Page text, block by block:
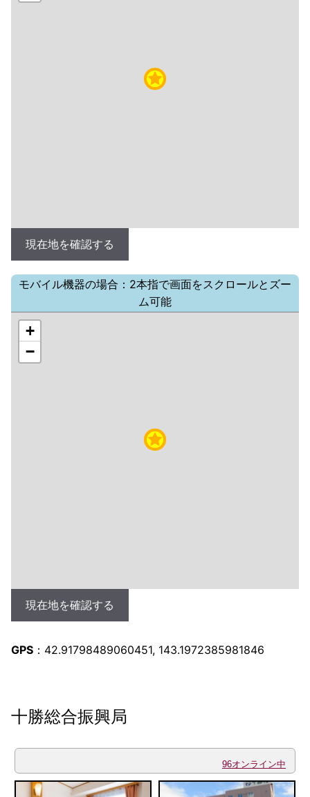
現在地を確認する
モバイル機器の場合：2本指で画面をスクロールとズー
ム可能
+
−
現在地を確認する
GPS ：42.91798489060451, 143.1972385981846
十勝総合振興局
96オンライン中